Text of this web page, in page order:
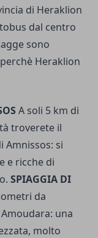
di Heraklion
dal centro
sono
Heraklion
A soli 5 km di
troverete il
Amnissos: si
e ricche di
SPIAGGIA DI
da
una
molto